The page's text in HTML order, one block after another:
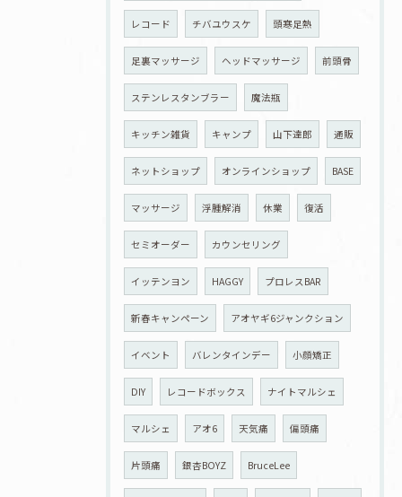
レコード チバユウスケ 頭寒足熱
足裏マッサージ ヘッドマッサージ 前頭骨
ステンレスタンブラー 魔法瓶
キッチン雑貨 キャンプ 山下達郎 通販
ネットショップ オンラインショップ BASE
マッサージ 浮腫解消 休業 復活
セミオーダー カウンセリング
イッテンヨン HAGGY プロレスBAR
新春キャンペーン アオヤギ6ジャンクション
イベント バレンタインデー 小顔矯正
DIY レコードボックス ナイトマルシェ
マルシェ アオ6 天気痛 偏頭痛
片頭痛 銀杏BOYZ BruceLee